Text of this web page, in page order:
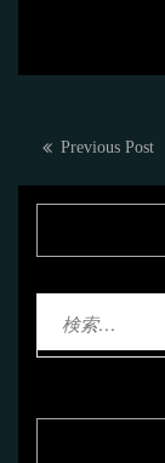
投
ナ
ビ
ゲ
ー
シ
ョ
Previous Post